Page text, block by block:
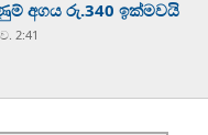
අගය රු.340 ඉක්මවයි
2:41